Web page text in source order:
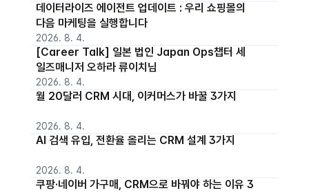
데이터라이즈 에이전트 업데이트 : 우리 쇼핑몰의
다음 마케팅을 실행합니다
2026. 8. 4.
[Career Talk] 일본 법인 Japan Ops챕터 세
일즈매니저 오하라 류이치님
2026. 8. 4.
월 20달러 CRM 시대, 이커머스가 바꿀 3가지
2026. 8. 4.
AI 검색 유입, 전환율 올리는 CRM 설계 3가지
2026. 8. 4.
쿠팡·네이버 가구매, CRM으로 바꿔야 하는 이유 3